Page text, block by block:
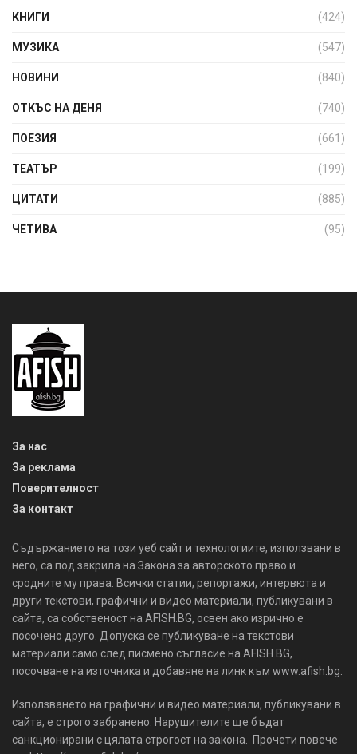
КНИГИ (424)
МУЗИКА (547)
НОВИНИ (840)
ОТКЪС НА ДЕНЯ (740)
ПОЕЗИЯ (661)
ТЕАТЪР (199)
ЦИТАТИ (885)
ЧЕТИВА (95)
За нас
За реклама
Поверителност
За контакт
Съдържанието на този уеб сайт и технологиите, използвани в
него, са под закрила на Закона за авторското право и
сродните му права. Всички статии, репортажи, интервюта и
други текстови, графични и видео материали, публикувани в
сайта, са собственост на AFISH.BG, освен ако изрично е
посочено друго. Допуска се публикуване на текстови
материали само след писмено съгласие на AFISH.BG,
посочване на източника и добавяне на линк към www.afish.bg.
Използването на графични и видео материали, публикувани в
сайта, е строго забранено. Нарушителите ще бъдат
санкционирани с цялата строгост на закона. Прочети повече